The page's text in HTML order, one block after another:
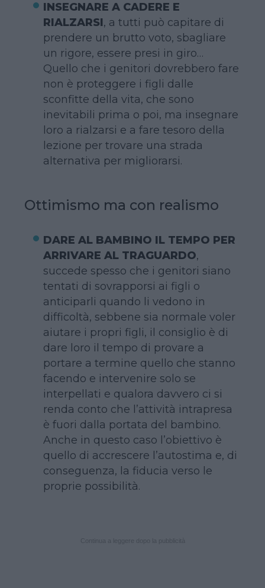
INSEGNARE A CADERE E
RIALZARSI, a tutti può capitare di
prendere un brutto voto, sbagliare
un rigore, essere presi in giro…
Quello che i genitori dovrebbero fare
non è proteggere i figli dalle
sconfitte della vita, che sono
inevitabili prima o poi, ma insegnare
loro a rialzarsi e a fare tesoro della
lezione per trovare una strada
alternativa per migliorarsi.
Ottimismo ma con realismo
DARE AL BAMBINO IL TEMPO PER
ARRIVARE AL TRAGUARDO,
succede spesso che i genitori siano
tentati di sovrapporsi ai figli o
anticiparli quando li vedono in
difficoltà, sebbene sia normale voler
aiutare i propri figli, il consiglio è di
dare loro il tempo di provare a
portare a termine quello che stanno
facendo e intervenire solo se
interpellati e qualora davvero ci si
renda conto che l’attività intrapresa
è fuori dalla portata del bambino.
Anche in questo caso l’obiettivo è
quello di accrescere l’autostima e, di
conseguenza, la fiducia verso le
proprie possibilità.